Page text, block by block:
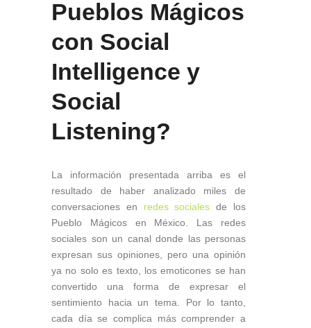
Pueblos Mágicos
con Social
Intelligence y
Social
Listening?
La información presentada arriba es el
resultado de haber analizado miles de
conversaciones en redes sociales de los
Pueblo Mágicos en México. Las redes
sociales son un canal donde las personas
expresan sus opiniones, pero una opinión
ya no solo es texto, los emoticones se han
convertido una forma de expresar el
sentimiento hacia un tema. Por lo tanto,
cada día se complica más comprender a